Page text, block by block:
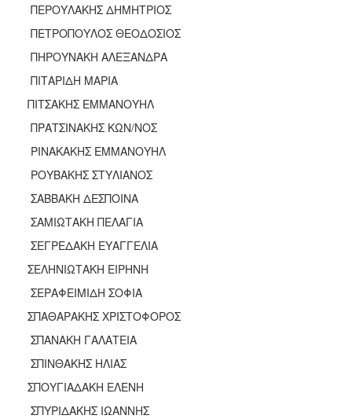
ΠΕΡΟΥΛΑΚΗΣ ΔΗΜΗΤΡΙΟΣ
ΠΕΤΡΟΠΟΥΛΟΣ ΘΕΟΔΟΣΙΟΣ
ΠΗΡΟΥΝΑΚΗ ΑΛΕΞΑΝΔΡΑ
ΠΙΤΑΡΙΔΗ ΜΑΡΙΑ
ΠΙΤΣΑΚΗΣ ΕΜΜΑΝΟΥΗΛ
ΠΡΑΤΣΙΝΑΚΗΣ ΚΩΝ/ΝΟΣ
ΡΙΝΑΚΑΚΗΣ ΕΜΜΑΝΟΥΗΛ
ΡΟΥΒΑΚΗΣ ΣΤΥΛΙΑΝΟΣ
ΣΑΒΒΑΚΗ ΔΕΣΠΟΙΝΑ
ΣΑΜΙΩΤΑΚΗ ΠΕΛΑΓΙΑ
ΣΕΓΡΕΔΑΚΗ ΕΥΑΓΓΕΛΙΑ
ΣΕΛΗΝΙΩΤΑΚΗ ΕΙΡΗΝΗ
ΣΕΡΑΦΕΙΜΙΔΗ ΣΟΦΙΑ
ΣΠΑΘΑΡΑΚΗΣ ΧΡΙΣΤΟΦΟΡΟΣ
ΣΠΑΝΑΚΗ ΓΑΛΑΤΕΙΑ
ΣΠΙΝΘΑΚΗΣ ΗΛΙΑΣ
ΣΠΟΥΓΙΑΔΑΚΗ ΕΛΕΝΗ
ΣΠΥΡΙΔΑΚΗΣ ΙΩΑΝΝΗΣ